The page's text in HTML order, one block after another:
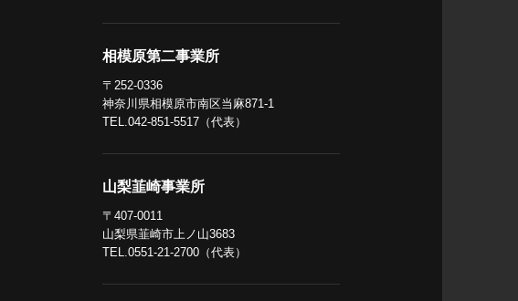
相模原第二事業所
〒252-0336
神奈川県相模原市南区当麻871-1
TEL.042-851-5517（代表）
山梨韮崎事業所
〒407-0011
山梨県韮崎市上ノ山3683
TEL.0551-21-2700（代表）